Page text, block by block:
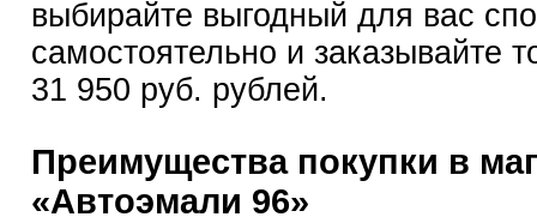
выбирайте выгодный для вас
самостоятельно и заказывайте
31 950 руб. рублей.
Преимущества покупки в
«Автоэмали 96»